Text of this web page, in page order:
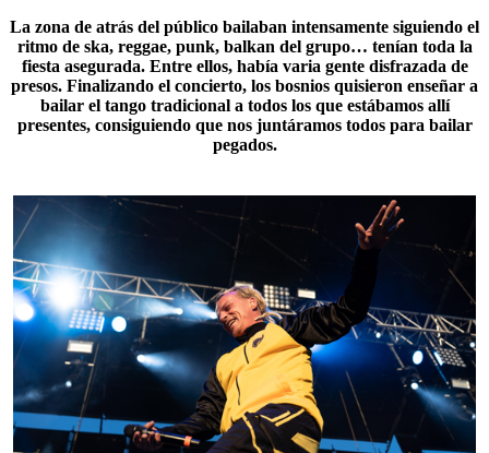
La zona de atrás del público bailaban intensamente siguiendo el
ritmo de ska, reggae, punk, balkan del grupo… tenían toda la
fiesta asegurada. Entre ellos, había varia gente disfrazada de
presos. Finalizando el concierto, los bosnios quisieron enseñar a
bailar el tango tradicional a todos los que estábamos allí
presentes, consiguiendo que nos juntáramos todos para bailar
pegados.